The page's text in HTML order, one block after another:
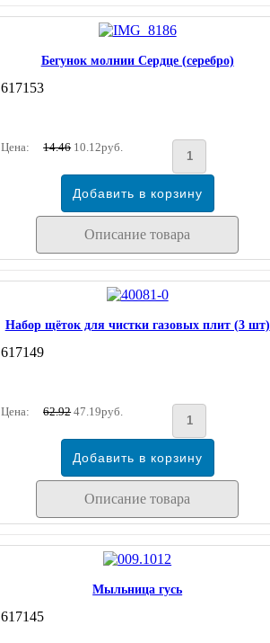
Бегунок молнии Сердце (серебро)
617153
Цена: 14.4610.12руб.
Описание товара
Набор щёток для чистки газовых плит (3 шт)
617149
Цена: 62.9247.19руб.
Описание товара
Мыльница гусь
617145